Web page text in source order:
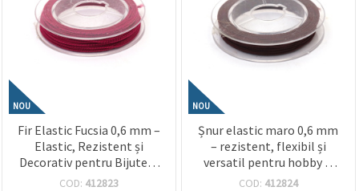
NOU
Fir Elastic Fucsia 0,6 mm –
Elastic, Rezistent și
Decorativ pentru Bijuterii
și Craft DIY, Rolă ~10 m
COD: 412823
NOU
Șnur elastic maro 0,6 mm
– rezistent, flexibil și
versatil pentru hobby &
craft, rolă aprox. 10 m
COD: 412824